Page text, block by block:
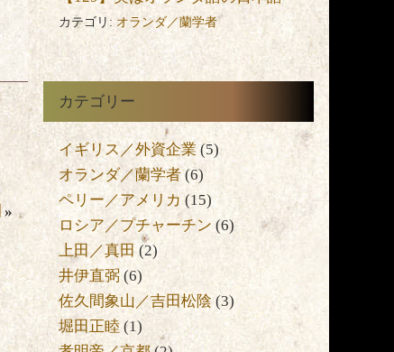
»
カテゴリ: オランダ／蘭学者
カテゴリー
イギリス／外資企業 (5)
オランダ／蘭学者(6)
ペリー／アメリカ (15)
ロシア／プチャーチン (6)
上田／真田 (2)
井伊直弼 (6)
佐久間象山／吉田松陰 (3)
堀田正睦 (1)